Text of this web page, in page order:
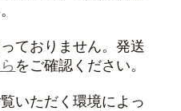
ておりません。発送
をご確認ください。
いただく環境によっ